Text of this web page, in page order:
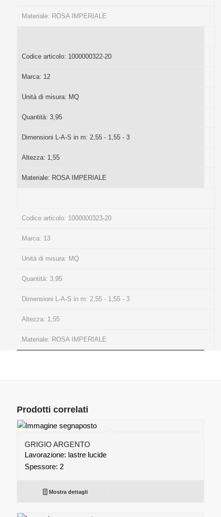
Materiale: ROSA IMPERIALE
Codice articolo: 1000000322-20
Marca: 12
Unità di misura: MQ
Quantità: 3,95
Dimensioni L-A-S in m: 2,55 - 1,55 - 3
Altezza: 1,55
Materiale: ROSA IMPERIALE
Codice articolo: 1000000323-20
Marca: 13
Unità di misura: MQ
Quantità: 3,95
Dimensioni L-A-S in m: 2,55 - 1,55 - 3
Altezza: 1,55
Materiale: ROSA IMPERIALE
Prodotti correlati
GRIGIO ARGENTO
Lavorazione: lastre lucide
Spessore: 2
Mostra dettagli